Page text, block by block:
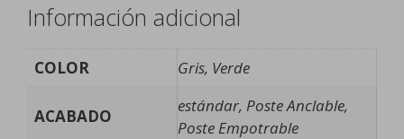
Información adicional
COLOR Gris, Verde
ACABADO
estándar, Poste Anclable,
Poste Empotrable